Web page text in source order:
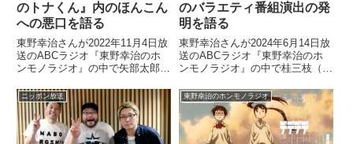
のトナくん』内のほんこん
への悪口を語る
東野幸治さんが2022年11月4日放
送のABCラジオ『東野幸治のホ
ンモノラジオ』の中で矢部太郎さ
いてトーク。作品内にたびたび登
場する、ほんこんさんをモデルに
したであろうキャラクターについ
て話していました。
のバラエティ番組演出の発
明を語る
東野幸治さんが2024年6月14日放
送のABCラジオ『東野幸治のホ
ンモノラジオ』の中で桂三枝（三
おける発明の数々を紹介していま
した。
ニッポン放送 東野幸治のホンモノラジオ